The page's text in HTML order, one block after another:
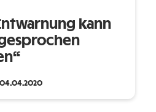
kann
04.04.2020